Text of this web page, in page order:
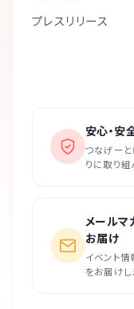
プレスリリース
安心・安
つなげーと
りに取り組
メールマ
お届け
イベント
をお届けし